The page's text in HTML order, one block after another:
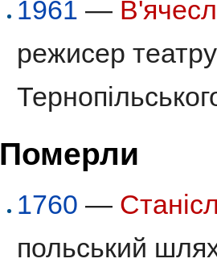
1961 —
режисер
Померли
1760 —
польський